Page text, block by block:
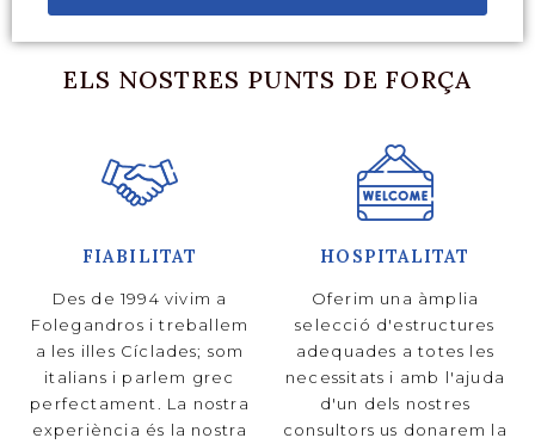
ELS NOSTRES PUNTS DE FORÇA
FIABILITAT
Des de 1994 vivim a
Folegandros i treballem
a les illes Cíclades; som
italians i parlem grec
perfectament. La nostra
experiència és la nostra
HOSPITALITAT
Oferim una àmplia
selecció d'estructures
adequades a totes les
necessitats i amb l'ajuda
d'un dels nostres
consultors us donarem la